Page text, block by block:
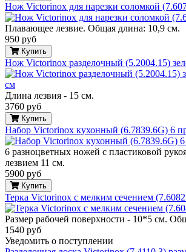
Нож Victorinox для нарезки соломкой
Плавающее лезвие. Общая длина: 10,9 см.
950 руб
Купить
Нож Victorinox разделочный (5.2004.15)
Длина лезвия - 15 см.
3760 руб
Купить
Набор Victorinox кухонный (6.7839.6G) 6
6 разноцветных ножей с пластиковой
лезвием 11 см.
5900 руб
Купить
Терка Victorinox с мелким сечением
Размер рабочей поверхности - 10*5 см.
1540 руб
Уведомить о поступлении